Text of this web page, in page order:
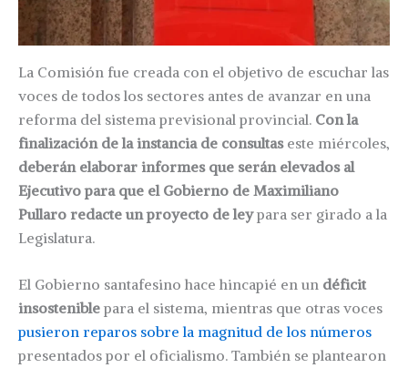
La Comisión fue creada con el objetivo de escuchar las
voces de todos los sectores antes de avanzar en una
reforma del sistema previsional provincial. Con la
finalización de la instancia de consultas este miércoles,
deberán elaborar informes que serán elevados al
Ejecutivo para que el Gobierno de Maximiliano
Pullaro redacte un proyecto de leypara ser girado a la
Legislatura.
El Gobierno santafesino hace hincapié en un déficit
insostenible para el sistema, mientras que otras voces
pusieron reparos sobre la magnitud de los números
presentados por el oficialismo. También se plantearon